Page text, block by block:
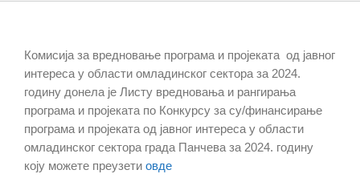
Комисија за вредновање програма и пројеката од јавног
интереса у области омладинског сектора за 2024.
годину донела је Листу вредновања и рангирања
програма и пројеката по Конкурсу за су/финансирање
програма и пројеката од јавног интереса у области
омладинског сектора града Панчева за 2024. годину
коју можете преузети овде